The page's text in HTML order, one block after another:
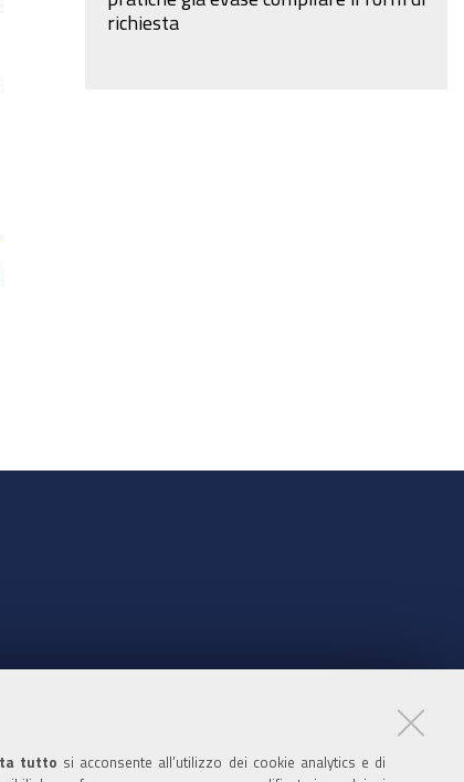
tutto si acconsente all’utilizzo dei cookie analytics e di
richiesta